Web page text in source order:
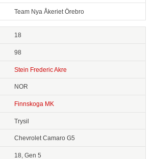
Team Nya Åkeriet Örebro
18
98
Stein Frederic Akre
NOR
Finnskoga MK
Trysil
Chevrolet Camaro G5
18, Gen 5